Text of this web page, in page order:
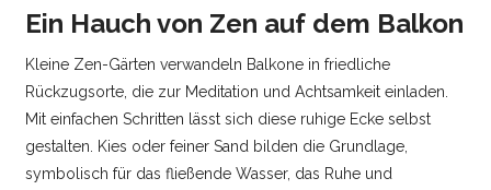
Ein Hauch von Zen auf dem Balkon
Kleine Zen-Gärten verwandeln Balkone in friedliche
Rückzugsorte, die zur Meditation und Achtsamkeit einladen.
Mit einfachen Schritten lässt sich diese ruhige Ecke selbst
gestalten. Kies oder feiner Sand bilden die Grundlage,
symbolisch für das fließende Wasser, das Ruhe und